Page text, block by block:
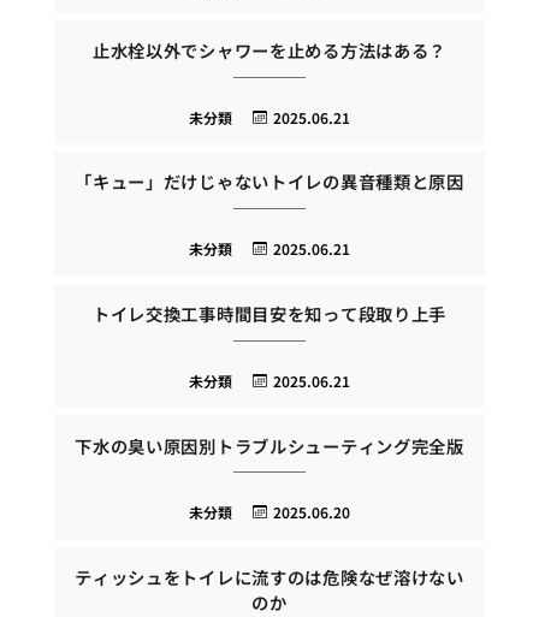
止水栓以外でシャワーを止める方法はある？
2025.06.21
未分類
「キュー」だけじゃないトイレの異音種類と原因
2025.06.21
未分類
トイレ交換工事時間目安を知って段取り上手
2025.06.21
未分類
下水の臭い原因別トラブルシューティング完全版
2025.06.20
未分類
ティッシュをトイレに流すのは危険なぜ溶けない
のか